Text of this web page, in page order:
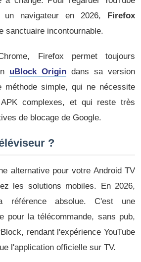
navigateur en 2026, Firefox
sanctuaire incontournable.
Firefox permet toujours
uBlock Origin dans sa version
méthode simple, qui ne nécessite
complexes, et qui reste très
de blocage de Google.
?
alternative pour votre Android TV
les solutions mobiles. En 2026,
absolue. C'est une
pour la télécommande, sans pub,
rendant l'expérience YouTube
l'application officielle sur TV.